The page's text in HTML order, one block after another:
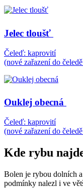
Jelec tloušť
Čeleď: kaprovití
(nové zařazení do
Ouklej obecná
Čeleď: kaprovití
(nové zařazení do
Kde rybu
Bolen je rybou dolních
podmínky nalezl i ve